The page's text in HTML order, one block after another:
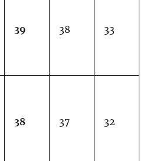
39 38 33
38 37 32